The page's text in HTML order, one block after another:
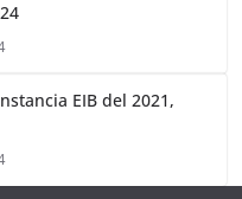
EIB del 2021,